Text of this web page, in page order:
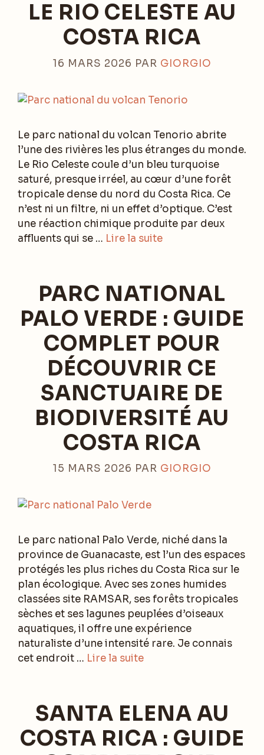
LE RIO CELESTE AU
COSTA RICA
16 MARS 2026 PAR GIORGIO
Le parc national du volcan Tenorio abrite
l’une des rivières les plus étranges du monde.
Le Rio Celeste coule d’un bleu turquoise
saturé, presque irréel, au cœur d’une forêt
tropicale dense du nord du Costa Rica. Ce
n’est ni un filtre, ni un effet d’optique. C’est
une réaction chimique produite par deux
affluents qui se … Lire la suite
PARC NATIONAL
PALO VERDE : GUIDE
COMPLET POUR
DÉCOUVRIR CE
SANCTUAIRE DE
BIODIVERSITÉ AU
COSTA RICA
15 MARS 2026 PAR GIORGIO
Le parc national Palo Verde, niché dans la
province de Guanacaste, est l’un des espaces
protégés les plus riches du Costa Rica sur le
plan écologique. Avec ses zones humides
classées site RAMSAR, ses forêts tropicales
sèches et ses lagunes peuplées d’oiseaux
aquatiques, il offre une expérience
naturaliste d’une intensité rare. Je connais
cet endroit … Lire la suite
SANTA ELENA AU
COSTA RICA : GUIDE